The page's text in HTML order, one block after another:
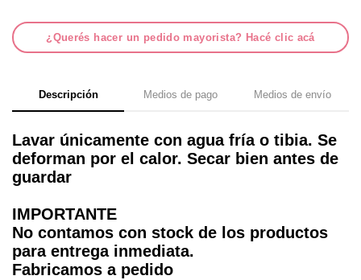
¿Querés hacer un pedido mayorista? Hacé clic acá
Descripción Medios de pago Medios de envío
Lavar únicamente con agua fría o tibia. Se
deforman por el calor. Secar bien antes de
guardar
IMPORTANTE
No contamos con stock de los productos
para entrega inmediata.
Fabricamos a pedido